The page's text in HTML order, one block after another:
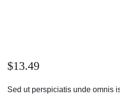
$13.49
Sed ut perspiciatis unde omnis